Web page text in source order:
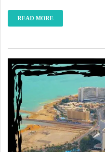
READ MORE